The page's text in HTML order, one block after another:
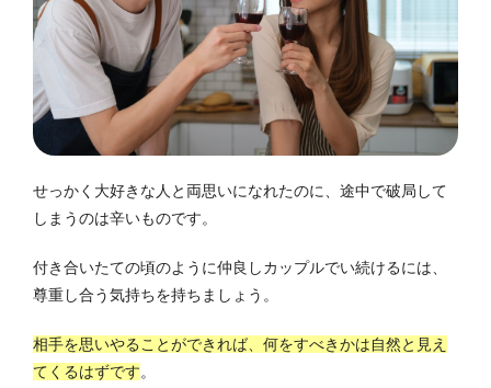
せっかく大好きな人と両思いになれたのに、途中で破局して
しまうのは辛いものです。
付き合いたての頃のように仲良しカップルでい続けるには、
尊重し合う気持ちを持ちましょう。
相手を思いやることができれば、何をすべきかは自然と見え
てくるはずです。